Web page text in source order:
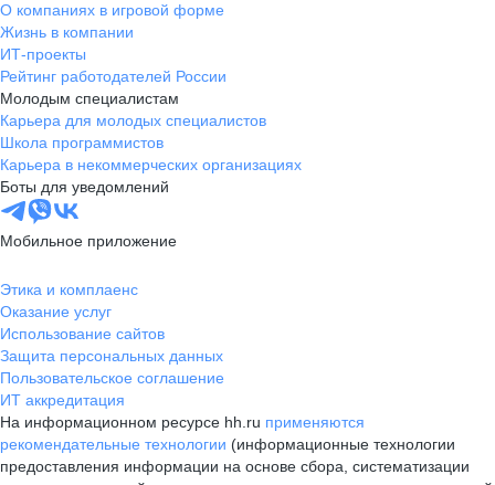
О компаниях в игровой форме
Жизнь в компании
ИТ-проекты
Рейтинг работодателей России
Молодым специалистам
Карьера для молодых специалистов
Школа программистов
Карьера в некоммерческих организациях
Боты для уведомлений
Мобильное приложение
Этика и комплаенс
Оказание услуг
Использование сайтов
Защита персональных данных
Пользовательское соглашение
ИТ аккредитация
На информационном ресурсе hh.ru применяются
рекомендательные технологии (информационные технологии
предоставления информации на основе сбора, систематизации